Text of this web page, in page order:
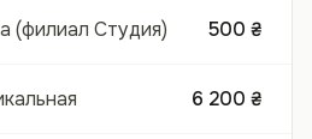
(филиал Студия) 500 ₴
6 200 ₴